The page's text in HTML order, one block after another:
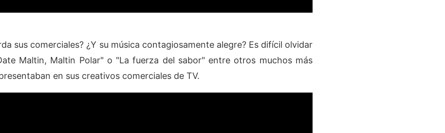
sus comerciales? ¿Y su música contagiosamente alegre? Es difícil olvidar
Maltin, Maltin Polar" o "La fuerza del sabor" entre otros muchos más
en sus creativos comerciales de TV.